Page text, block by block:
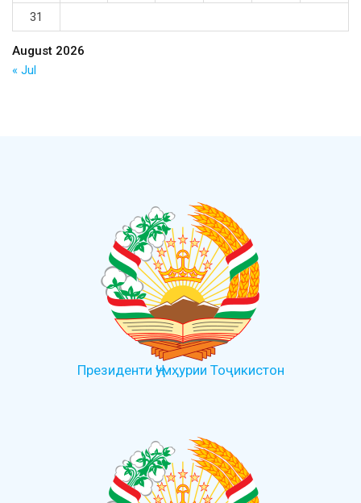
August 2026
31
« Jul
Президенти Ҷумҳурии Тоҷикистон